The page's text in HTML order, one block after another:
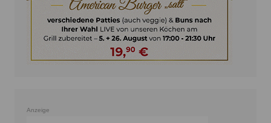
Anzeige